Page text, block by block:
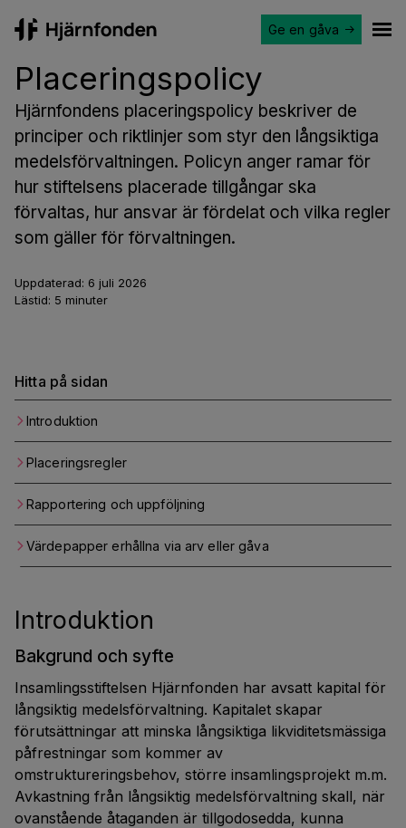
Ge en gåva
Uppdaterad: 6 juli 2026
Lästid: 5 minuter
Placeringspolicy
Hjärnfondens placeringspolicy beskriver de
principer och riktlinjer som styr den långsiktiga
medelsförvaltningen. Policyn anger ramar för
hur stiftelsens placerade tillgångar ska
förvaltas, hur ansvar är fördelat och vilka regler
som gäller för förvaltningen.
Hitta på sidan
Introduktion
Placeringsregler
Rapportering och uppföljning
Värdepapper erhållna via arv eller gåva
Introduktion
Bakgrund och syfte
Insamlingsstiftelsen Hjärnfonden har avsatt kapital för
långsiktig medelsförvaltning. Kapitalet skapar
förutsättningar att minska långsiktiga likviditetsmässiga
påfrestningar som kommer av
omstruktureringsbehov, större insamlingsprojekt m.m.
Avkastning från långsiktig medelsförvaltning skall, när
ovanstående åtaganden är tillgodosedda, kunna